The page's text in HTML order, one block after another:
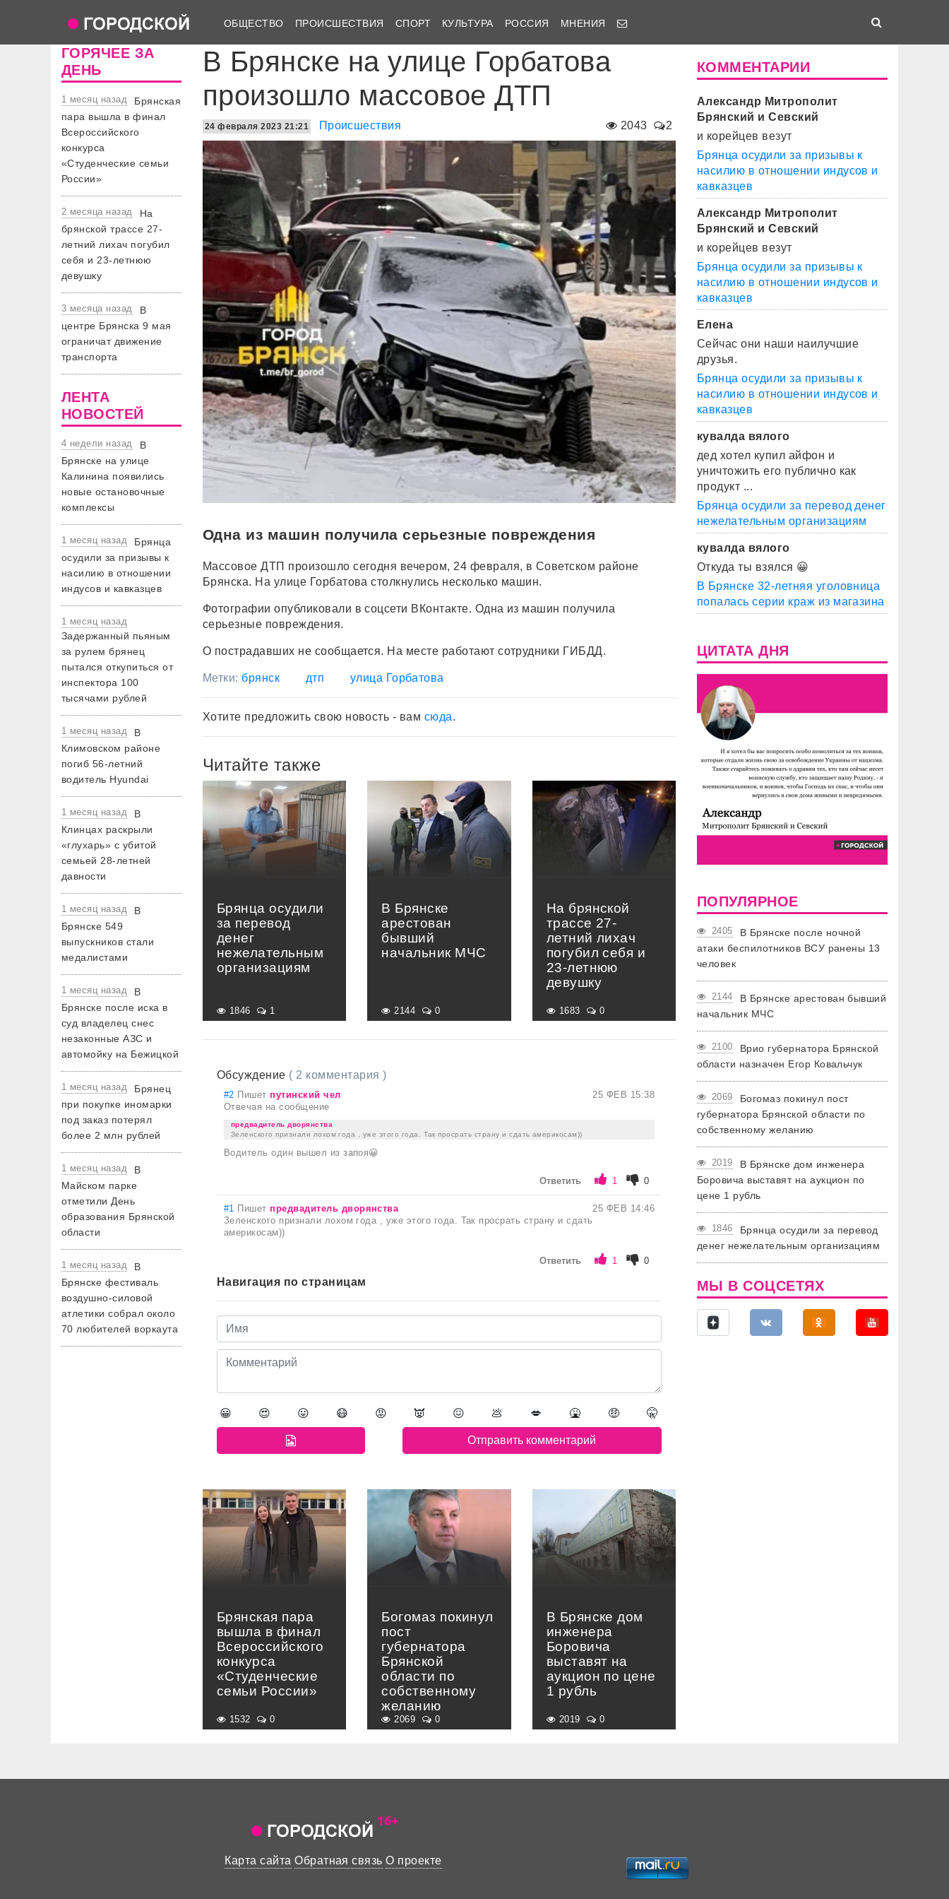
ОБЩЕСТВО ПРОИСШЕСТВИЯ СПОРТ КУЛЬТУРА РОССИЯ МНЕНИЯ
ГОРЯЧЕЕ ЗА
ДЕНЬ
1 месяц назад
Брянская
пара вышла в финал
Всероссийского
конкурса
«Студенческие семьи
России»
2 месяца назад
На
брянской трассе 27-
летний лихач погубил
себя и 23-летнюю
девушку
3 месяца назад
В
центре Брянска 9 мая
ограничат движение
транспорта
ЛЕНТА
НОВОСТЕЙ
4 недели назад
В
Брянске на улице
Калинина появились
новые остановочные
комплексы
1 месяц назад
Брянца
осудили за призывы к
насилию в отношении
индусов и кавказцев
1 месяц назад
Задержанный пьяным
за рулем брянец
пытался откупиться от
инспектора 100
тысячами рублей
1 месяц назад
В
Климовском районе
погиб 56-летний
водитель Hyundai
1 месяц назад
В
Клинцах раскрыли
«глухарь» с убитой
семьей 28-летней
давности
1 месяц назад
В
Брянске 549
выпускников стали
медалистами
1 месяц назад
В
Брянске после иска в
суд владелец снес
незаконные АЗС и
автомойку на Бежицкой
1 месяц назад
Брянец
при покупке иномарки
под заказ потерял
более 2 млн рублей
1 месяц назад
В
Майском парке
отметили День
образования Брянской
области
1 месяц назад
В
Брянске фестиваль
воздушно-силовой
атлетики собрал около
70 любителей воркаута
В Брянске на улице Горбатова
произошло массовое ДТП
2043 2
24 февраля 2023 21:21 Происшествия
Одна из машин получила серьезные повреждения
Массовое ДТП произошло сегодня вечером, 24 февраля, в Советском районе
Брянска. На улице Горбатова столкнулись несколько машин.
Фотографии опубликовали в соцсети ВКонтакте. Одна из машин получила
серьезные повреждения.
О пострадавших не сообщается. На месте работают сотрудники ГИБДД.
Метки: брянск дтп улица Горбатова
Хотите предложить свою новость - вам сюда.
Читайте также
Брянца осудили
за перевод
денег
нежелательным
организациям
1846 1
В Брянске
арестован
бывший
начальник МЧС
2144 0
На брянской
трассе 27-
летний лихач
погубил себя и
23-летнюю
девушку
1683 0
Обсуждение ( 2 комментария )
#2 Пишет путинский чел
25 ФЕВ 15:38
Отвечая на сообщение
предвадитель дворянства
Зеленского признали лoxом года , уже этого года. Так просрать страну и сдать америкосам))
Водитель один вышел из запоя😀
Ответить 1 0
#1 Пишет предвадитель дворянства
25 ФЕВ 14:46
Зеленского признали лoxом года , уже этого года. Так просрать страну и сдать
америкосам))
Ответить 1 0
Навигация по страницам
😀 😍 😛 😷 😡 👿 😖 💩 💋 🤮 🤑 🤫
Брянская пара
вышла в финал
Всероссийского
конкурса
«Студенческие
семьи России»
1532 0
Богомаз покинул
пост
губернатора
Брянской
области по
собственному
желанию
2069 0
В Брянске дом
инженера
Боровича
выставят на
аукцион по цене
1 рубль
2019 0
КОММЕНТАРИИ
Александр Митрополит
Брянский и Севский
и корейцев везут
Брянца осудили за призывы к
насилию в отношении индусов и
кавказцев
Александр Митрополит
Брянский и Севский
и корейцев везут
Брянца осудили за призывы к
насилию в отношении индусов и
кавказцев
Елена
Сейчас они наши наилучшие
друзья.
Брянца осудили за призывы к
насилию в отношении индусов и
кавказцев
кувалда вялого
дед хотел купил айфон и
уничтожить его публично как
продукт ...
Брянца осудили за перевод денег
нежелательным организациям
кувалда вялого
Откуда ты взялся 😀
В Брянске 32-летняя уголовница
попалась серии краж из магазина
ЦИТАТА ДНЯ
ПОПУЛЯРНОЕ
2405
В Брянске после ночной
атаки беспилотников ВСУ ранены 13
человек
2144
В Брянске арестован бывший
начальник МЧС
2100
Врио губернатора Брянской
области назначен Егор Ковальчук
2069
Богомаз покинул пост
губернатора Брянской области по
собственному желанию
2019
В Брянске дом инженера
Боровича выставят на аукцион по
цене 1 рубль
1846
Брянца осудили за перевод
денег нежелательным организациям
МЫ В СОЦСЕТЯХ
Карта сайта Обратная связь О проекте